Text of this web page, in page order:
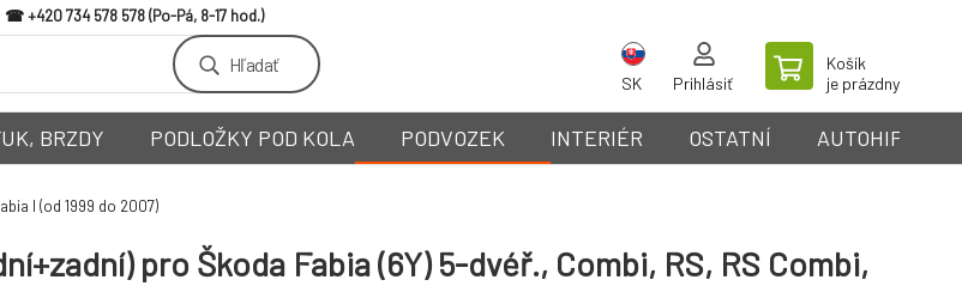
+420 734 578 578
Hľadať
SK Prihlásiť
Košík
je prázdny
BRZDY PODLOŽKY POD KOLA PODVOZEK INTERIÉR OSTATNÍ AUTOHIFI
I (od 1999 do 2007)
pro Škoda Fabia (6Y) 5-dvéř., Combi, RS, RS Combi,